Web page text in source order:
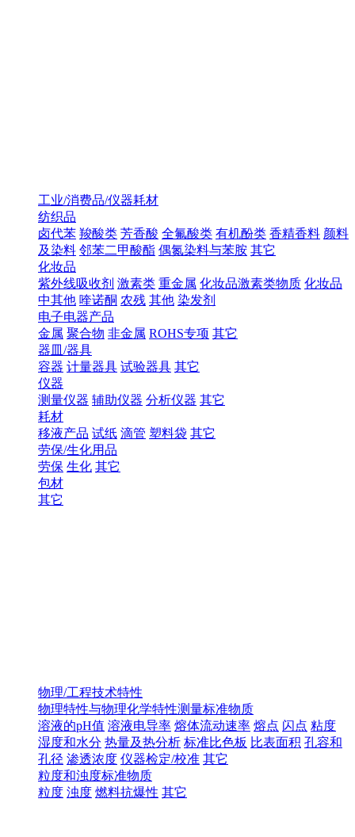
工业/消费品/仪器耗材
纺织品
卤代苯 羧酸类 芳香酸 全氟酸类 有机酚类 香精香料 颜料
及染料 邻苯二甲酸酯 偶氮染料与苯胺 其它
化妆品
紫外线吸收剂 激素类 重金属 化妆品激素类物质 化妆品
中其他 喹诺酮 农残 其他 染发剂
电子电器产品
金属 聚合物 非金属 ROHS专项 其它
器皿/器具
容器 计量器具 试验器具 其它
仪器
测量仪器 辅助仪器 分析仪器 其它
耗材
移液产品 试纸 滴管 塑料袋 其它
劳保/生化用品
劳保 生化 其它
包材
其它
物理/工程技术特性
物理特性与物理化学特性测量标准物质
溶液的pH值 溶液电导率 熔体流动速率 熔点 闪点 粘度
湿度和水分 热量及热分析 标准比色板 比表面积 孔容和
孔径 渗透浓度 仪器检定/校准 其它
粒度和浊度标准物质
粒度 浊度 燃料抗爆性 其它